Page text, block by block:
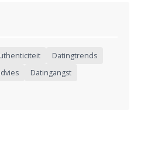
Datingtrends
Datingangst